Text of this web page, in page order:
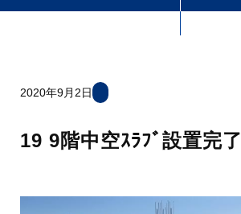
2020年9月2日
19 9階中空ｽﾗﾌﾞ設置完了